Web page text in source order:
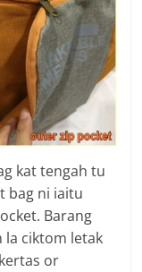
kat tengah tu
bag ni iaitu
Barang
ciktom letak
or